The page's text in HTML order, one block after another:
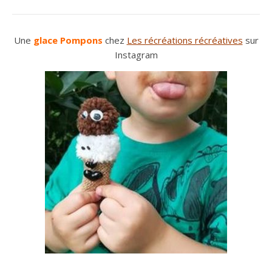
Une glace Pompons chez Les récréations récréatives sur
Instagram